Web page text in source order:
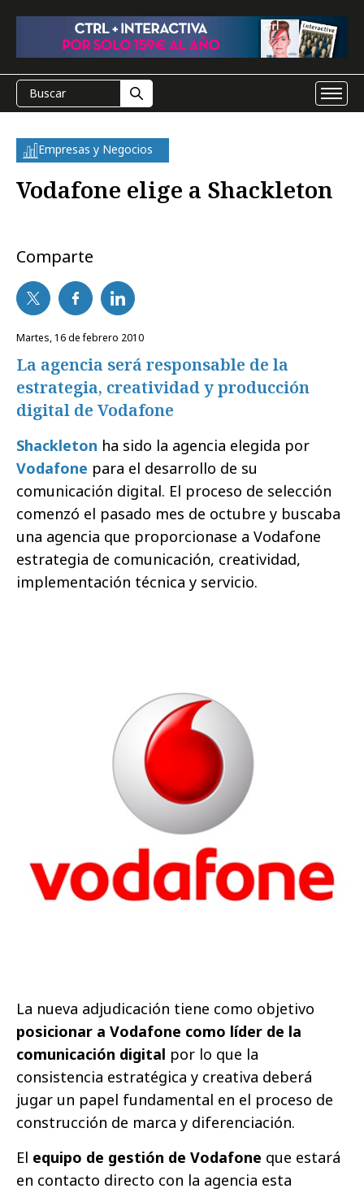
Empresas y Negocios
Vodafone elige a Shackleton
Comparte
martes, 16 de febrero 2010
La agencia será responsable de la
estrategia, creatividad y producción
digital de Vodafone
Shackleton ha sido la agencia elegida por
Vodafone para el desarrollo de su
comunicación digital. El proceso de selección
comenzó el pasado mes de octubre y buscaba
una agencia que proporcionase a Vodafone
estrategia de comunicación, creatividad,
implementación técnica y servicio.
La nueva adjudicación tiene como objetivo
posicionar a Vodafone como líder de la
comunicación digital por lo que la
consistencia estratégica y creativa deberá
jugar un papel fundamental en el proceso de
construcción de marca y diferenciación.
El equipo de gestión de Vodafone que estará
en contacto directo con la agencia esta